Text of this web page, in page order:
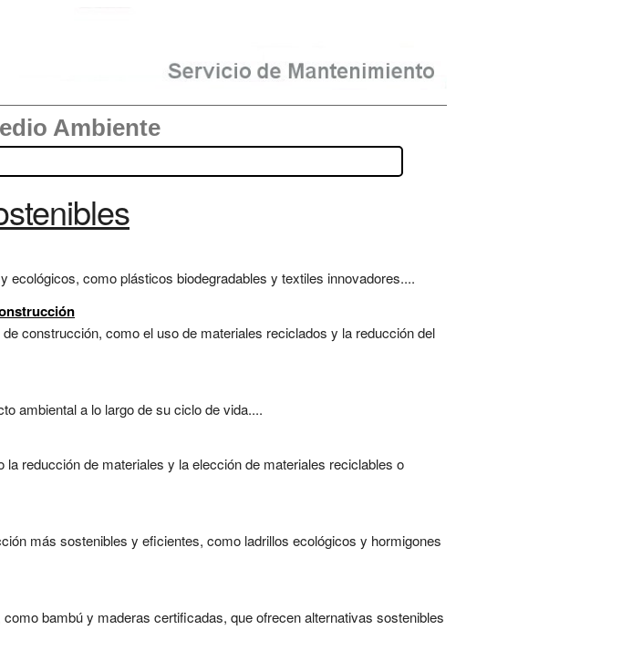
Ambiente
como plásticos biodegradables y textiles innovadores....
construcción, como el uso de materiales reciclados y la reducción del
ambiental a lo largo de su ciclo de vida....
reducción de materiales y la elección de materiales reciclables o
más sostenibles y eficientes, como ladrillos ecológicos y hormigones
bambú y maderas certificadas, que ofrecen alternativas sostenibles